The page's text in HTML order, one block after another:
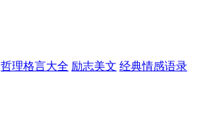
哲理格言大全 励志美文 经典情感语录